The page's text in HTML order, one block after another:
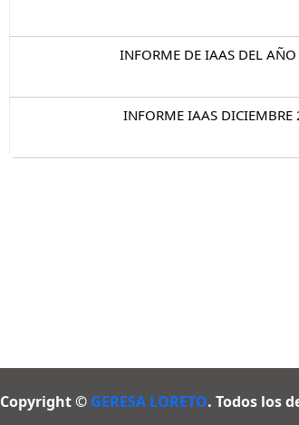
INFORME DE IAAS DEL
INFORME IAAS
Copyright © GERESA LORETO. Todos los